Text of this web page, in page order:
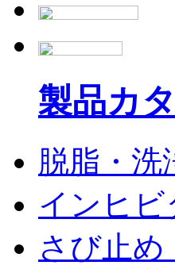
製品カ
脱脂・洗
インヒビ
さび止め